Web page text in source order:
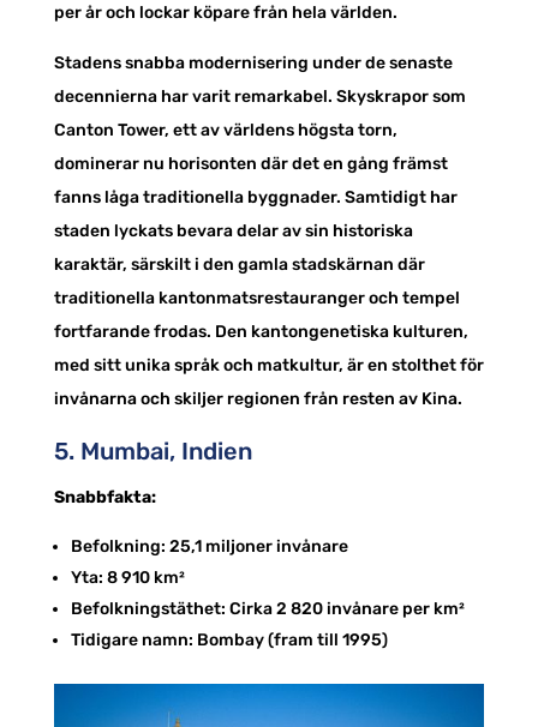
per år och lockar köpare från hela världen.
Stadens snabba modernisering under de senaste
decennierna har varit remarkabel. Skyskrapor som
Canton Tower, ett av världens högsta torn,
dominerar nu horisonten där det en gång främst
fanns låga traditionella byggnader. Samtidigt har
staden lyckats bevara delar av sin historiska
karaktär, särskilt i den gamla stadskärnan där
traditionella kantonmatsrestauranger och tempel
fortfarande frodas. Den kantongenetiska kulturen,
med sitt unika språk och matkultur, är en stolthet för
invånarna och skiljer regionen från resten av Kina.
5. Mumbai, Indien
Snabbfakta:
Befolkning: 25,1 miljoner invånare
Yta: 8 910 km²
Befolkningstäthet: Cirka 2 820 invånare per km²
Tidigare namn: Bombay (fram till 1995)